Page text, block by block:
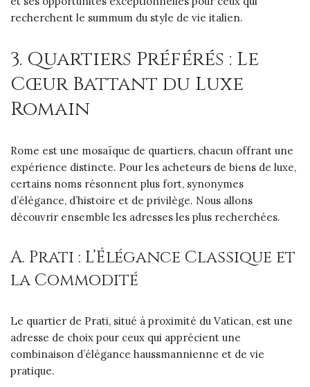
recherchent le summum du style de vie italien.
3. Quartiers Préférés : Le
Cœur Battant du Luxe
Romain
Rome est une mosaïque de quartiers, chacun offrant une
expérience distincte. Pour les acheteurs de biens de luxe,
certains noms résonnent plus fort, synonymes
d’élégance, d’histoire et de privilège. Nous allons
découvrir ensemble les adresses les plus recherchées.
A. Prati : L’Élégance Classique et
la Commodité
Le quartier de Prati, situé à proximité du Vatican, est une
adresse de choix pour ceux qui apprécient une
combinaison d’élégance haussmannienne et de vie
pratique.